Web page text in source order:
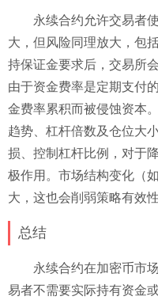
永续合约允许交易者
大，但风险同理放大，包
持保证金要求后，交易所
由于资金费率是定期支付
金费率累积而被侵蚀资本
趋势、杠杆倍数及仓位大
损、控制杠杆比例，对于
极作用。市场结构变化（
大，这也会削弱策略有效性
总结
永续合约在加密币市
易者不需要实际持有资金